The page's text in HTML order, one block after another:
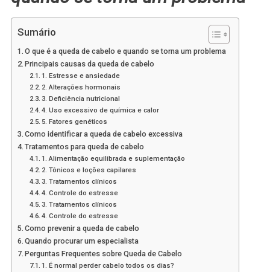
Sumário
O que é a queda de cabelo e quando se torna um problema
Principais causas da queda de cabelo
1. Estresse e ansiedade
2. Alterações hormonais
3. Deficiência nutricional
4. Uso excessivo de química e calor
5. Fatores genéticos
Como identificar a queda de cabelo excessiva
Tratamentos para queda de cabelo
1. Alimentação equilibrada e suplementação
2. Tônicos e loções capilares
3. Tratamentos clínicos
4. Controle do estresse
3. Tratamentos clínicos
4. Controle do estresse
Como prevenir a queda de cabelo
Quando procurar um especialista
Perguntas Frequentes sobre Queda de Cabelo
1. É normal perder cabelo todos os dias?